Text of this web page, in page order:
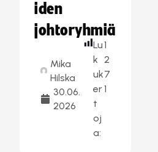
iden
johtoryhmiä
Mika
Hilska
30.06.
2026
Lu
k
uk
er
t
oj
a:
1
2
7
1